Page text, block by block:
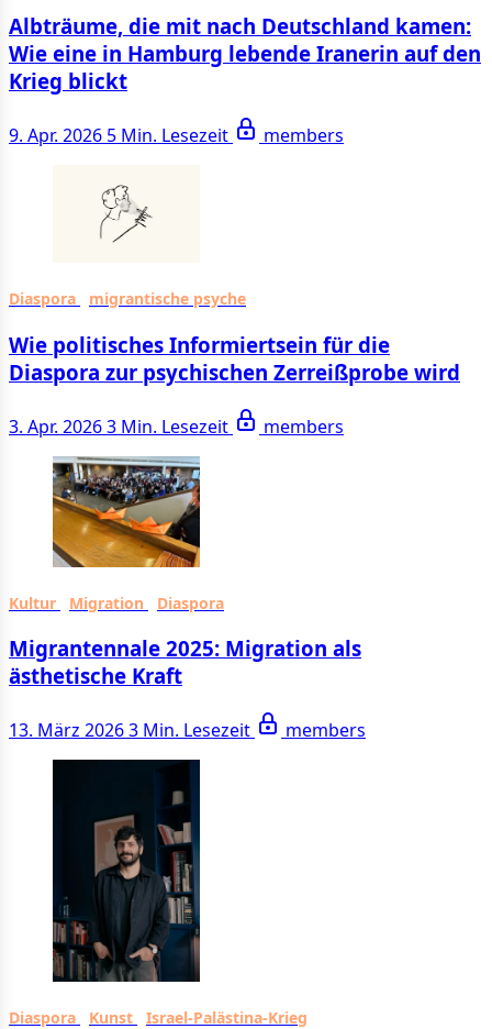
Albträume, die mit nach Deutschland kamen:
Wie eine in Hamburg lebende Iranerin auf den
Krieg blickt
9. Apr. 2026 5 Min. Lesezeit members
Diaspora migrantische psyche
Wie politisches Informiertsein für die
Diaspora zur psychischen Zerreißprobe wird
3. Apr. 20263 Min. Lesezeit members
Kultur Migration Diaspora
Migrantennale 2025: Migration als
ästhetische Kraft
13. März 20263 Min. Lesezeit members
Diaspora Kunst Israel-Palästina-Krieg